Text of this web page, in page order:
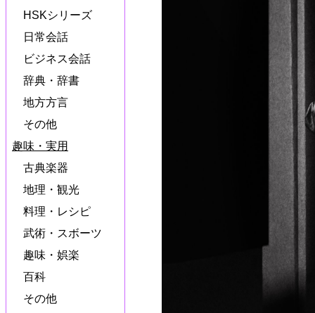
HSKシリーズ
日常会話
ビジネス会話
辞典・辞書
地方方言
その他
趣味・実用
古典楽器
地理・観光
料理・レシピ
武術・スボーツ
趣味・娯楽
百科
その他